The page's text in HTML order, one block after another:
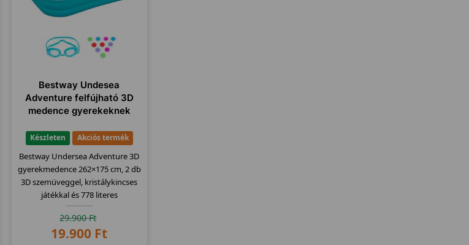
Bestway Undesea
Adventure felfújható 3D
medence gyerekeknek
Készleten Akciós termék
Bestway Undersea Adventure 3D
gyerekmedence 262×175 cm, 2 db
3D szemüveggel, kristálykincses
játékkal és 778 literes
29.900Ft
19.900 Ft